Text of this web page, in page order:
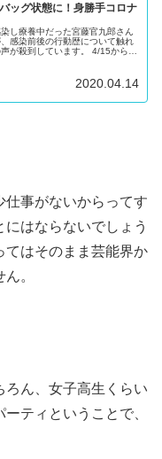
ッグ状態に！身勝手コロナ
し療養中だった宮藤官九郎さん
感染前後の行動歴について触れ
が殺到しています。 4/15から順
2020.04.14
仕事がないからってす
はならないでしょう
てはそのまま芸能界か
。
ん、女子高生くらい
ティということで、